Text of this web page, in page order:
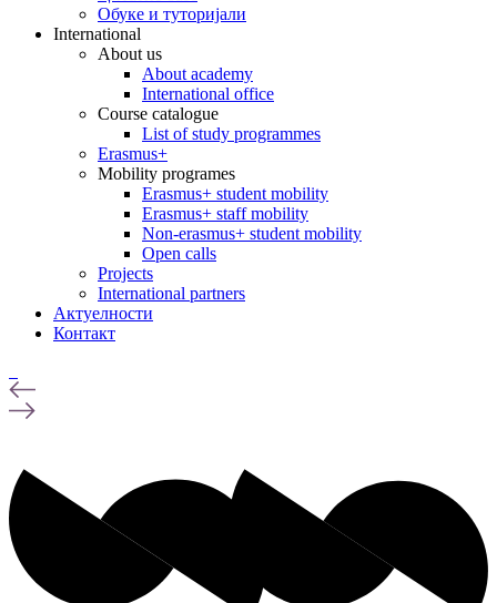
Обуке и туторијали
International
About us
About academy
International office
Course catalogue
List of study programmes
Erasmus+
Mobility programes
Erasmus+ student mobility
Erasmus+ staff mobility
Non-erasmus+ student mobility
Open calls
Projects
International partners
Актуелности
Контакт